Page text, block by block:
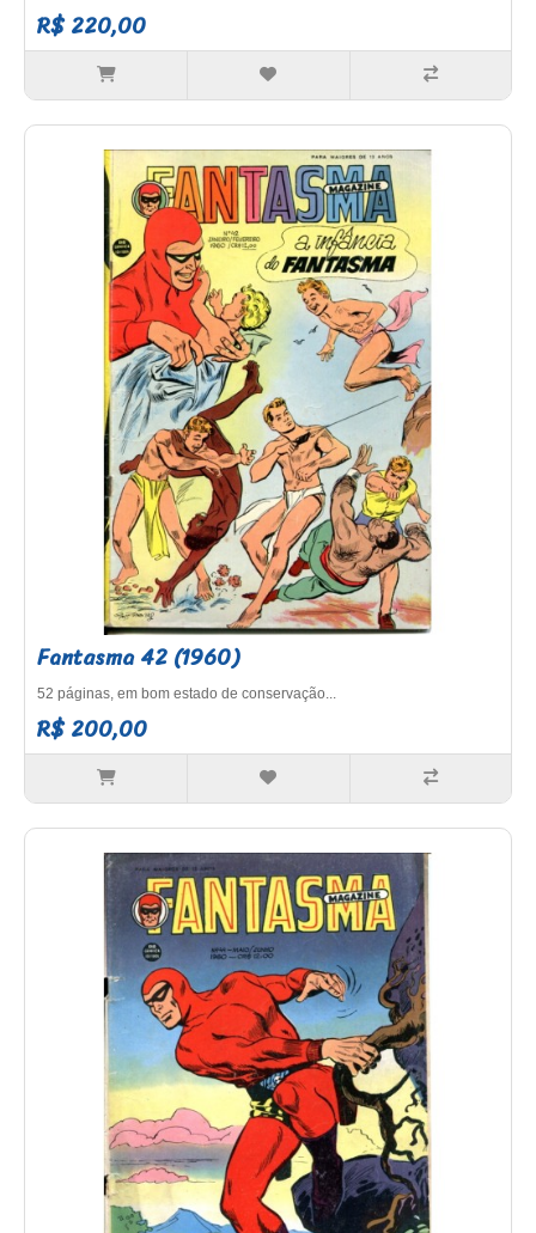
R$ 220,00
Fantasma 42 (1960)
52 páginas, em bom estado de conservação...
R$ 200,00